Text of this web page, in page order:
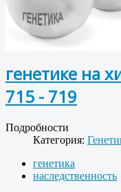
генетике на
715 - 719
Подробности
Категория:
генетика
наследственность